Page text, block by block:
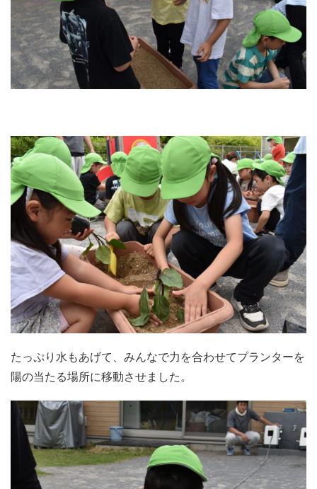
たっぷり水もあげて、みんなで力を合わせてプランターを
陽の当たる場所に移動させました。